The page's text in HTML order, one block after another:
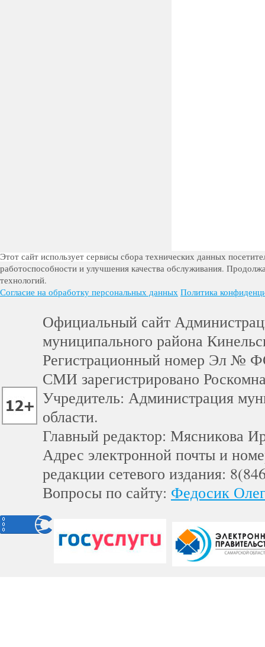
Этот сайт использует сервисы сбора технических данных
работоспособности и улучшения качества обслуживания.
технологий.
Согласие на обработку персональных данных Политика
Официальный сайт
муниципального района
Регистрационный номер Эл №
СМИ зарегистрировано
Учредитель: Администрация
области.
Главный редактор: Мясникова
Адрес электронной почты и
редакции сетевого издания:
Вопросы по сайту: Федосик